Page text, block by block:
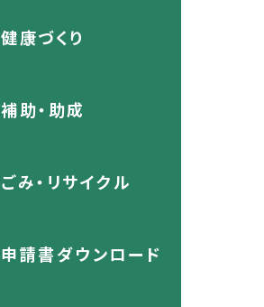
健康づくり
補助・助成
ごみ・リサイクル
申請書ダウンロード